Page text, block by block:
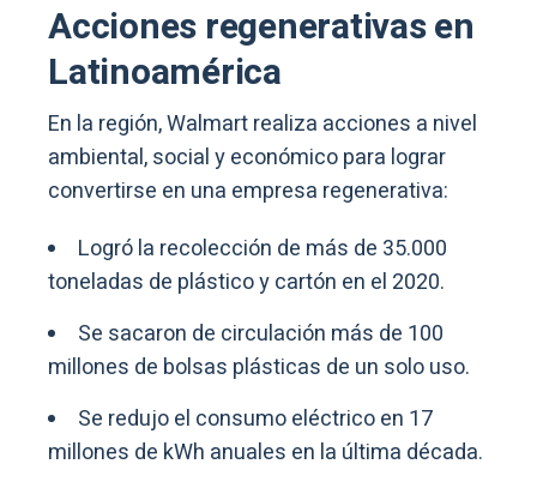
Acciones regenerativas en
Latinoamérica
En la región, Walmart realiza acciones a nivel
ambiental, social y económico para lograr
convertirse en una empresa regenerativa:
Logró la recolección de más de 35.000
toneladas de plástico y cartón en el 2020.
Se sacaron de circulación más de 100
millones de bolsas plásticas de un solo uso.
Se redujo el consumo eléctrico en 17
millones de kWh anuales en la última década.